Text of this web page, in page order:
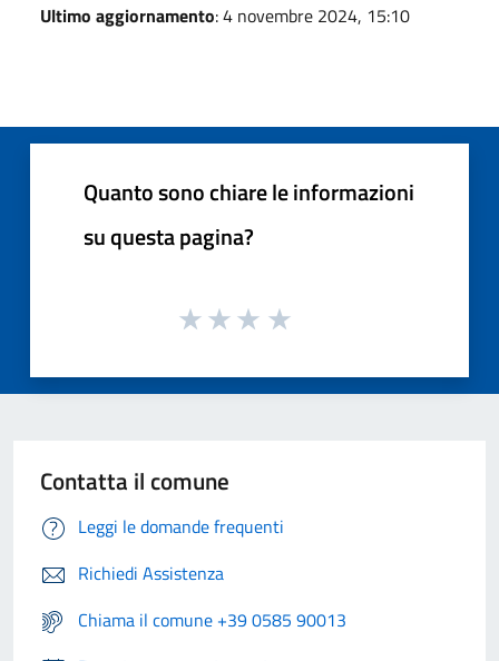
Ultimo aggiornamento: 4 novembre 2024, 15:10
Quanto sono chiare le informazioni
su questa pagina?
Contatta il comune
Leggi le domande frequenti
Richiedi Assistenza
Chiama il comune +39 0585 90013